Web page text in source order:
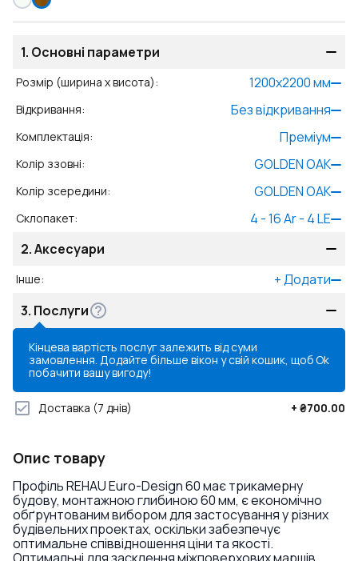
1. Основні параметри
Розмір (ширина x висота): 1200x2200мм
Відкривання: Без відкривання
Комплектація: Преміум
Колір ззовні: GOLDEN OAK
Колір зсередини: GOLDEN OAK
Склопакет:
4 - 16 Ar - 4 LE
2.Аксесуари
Інше: +Додати
3. Послуги
Кінцева вартість послуг залежить від суми
замовлення. Додайте більше вікон у свій кошик, щоб
побачити вашу вигоду!
Ok
Доставка (7 днів) + ₴700.00
Опис товару
Профіль REHAU Euro-Design 60 має трикамерну
будову, монтажною глибиною 60 мм, є економічно
обґрунтованим вибором для застосування у різних
будівельних проектах, оскільки забезпечує
оптимальне співвідношення ціни та якості.